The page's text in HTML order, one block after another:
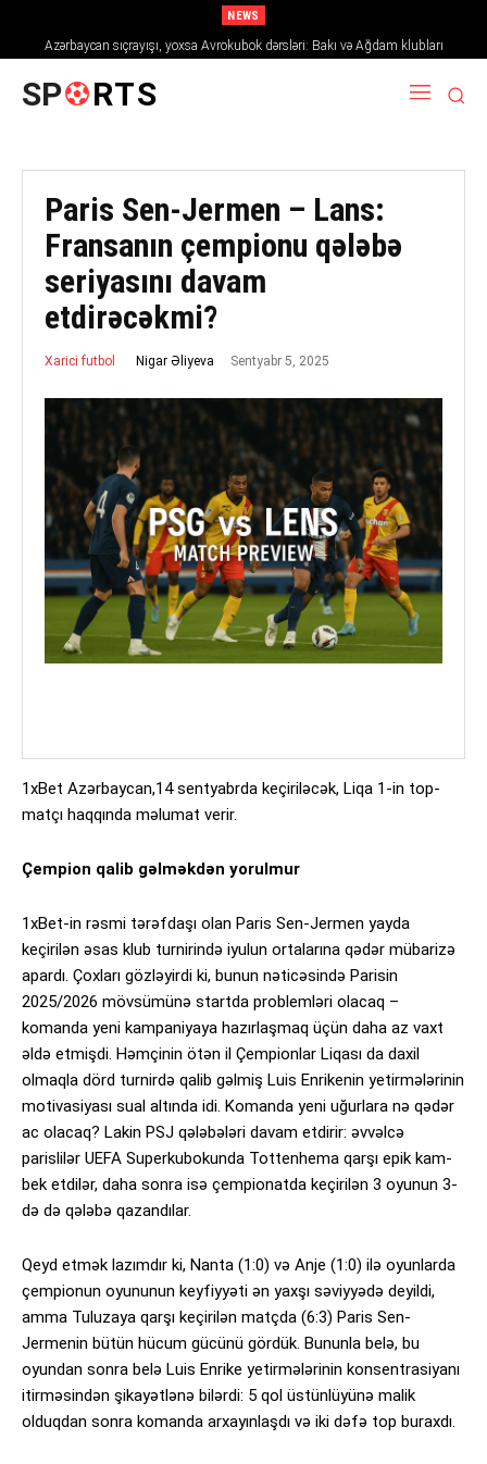
NEWS
Azərbaycan sıçrayışı, yoxsa Avrokubok dərsləri: Bakı və Ağdam klubları
2026/27 mövsümündə Avropanı necə fəth edir
SP RTS
Paris Sen-Jermen – Lans:
Fransanın çempionu qələbə
seriyasını davam
etdirəcəkmi?
Xarici futbol Nigar Əliyeva Sentyabr 5, 2025
1xBet Azərbaycan,14 sentyabrda keçiriləcək, Liqa 1-in top-
matçı haqqında məlumat verir.
Çempion qalib gəlməkdən yorulmur
1xBet-in rəsmi tərəfdaşı olan Paris Sen-Jermen yayda
keçirilən əsas klub turnirində iyulun ortalarına qədər mübarizə
apardı. Çoxları gözləyirdi ki, bunun nəticəsində Parisin
2025/2026 mövsümünə startda problemləri olacaq –
komanda yeni kampaniyaya hazırlaşmaq üçün daha az vaxt
əldə etmişdi. Həmçinin ötən il Çempionlar Liqası da daxil
olmaqla dörd turnirdə qalib gəlmiş Luis Enrikenin yetirmələrinin
motivasiyası sual altında idi. Komanda yeni uğurlara nə qədər
ac olacaq? Lakin PSJ qələbələri davam etdirir: əvvəlcə
parislilər UEFA Superkubokunda Tottenhema qarşı epik kam-
bek etdilər, daha sonra isə çempionatda keçirilən 3 oyunun 3-
də də qələbə qazandılar.
Qeyd etmək lazımdır ki, Nanta (1:0) və Anje (1:0) ilə oyunlarda
çempionun oyununun keyfiyyəti ən yaxşı səviyyədə deyildi,
amma Tuluzaya qarşı keçirilən matçda (6:3) Paris Sen-
Jermenin bütün hücum gücünü gördük. Bununla belə, bu
oyundan sonra belə Luis Enrike yetirmələrinin konsentrasiyanı
itirməsindən şikayətlənə bilərdi: 5 qol üstünlüyünə malik
olduqdan sonra komanda arxayınlaşdı və iki dəfə top buraxdı.